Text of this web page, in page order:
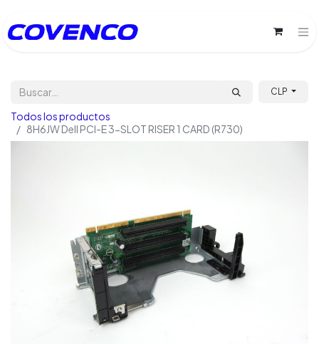
CLP
Todos los productos
8H6JW Dell PCI-E 3-SLOT RISER 1 CARD (R730)